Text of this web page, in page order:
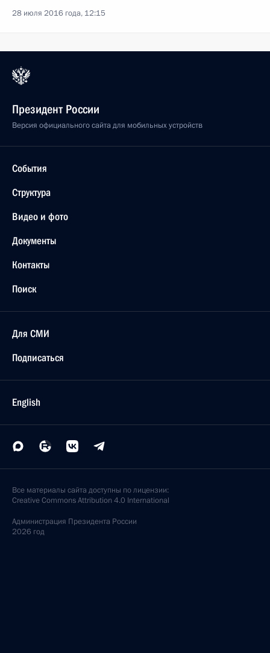
28 июля 2016 года, 12:15
Президент России
Версия официального сайта для мобильных устройств
События
Структура
Видео и фото
Документы
Контакты
Поиск
Для СМИ
Подписаться
English
Все материалы сайта доступны по лицензии:
Creative Commons Attribution 4.0 International
Администрация Президента России
2026 год